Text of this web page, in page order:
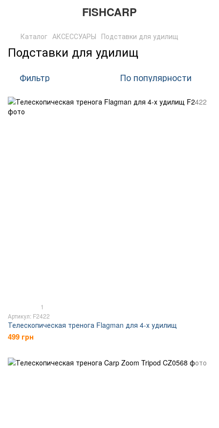
FISHCARP
Каталог АКСЕССУАРЫ Подставки для удилищ
Подставки для удилищ
Фильтр По популярности
1
Артикул: F2422
Телескопическая тренога Flagman для 4-х удилищ
499 грн